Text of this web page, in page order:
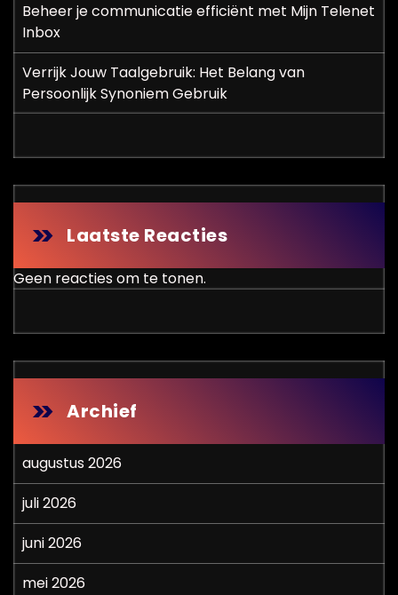
Beheer je communicatie efficiënt met Mijn Telenet
Inbox
Verrijk Jouw Taalgebruik: Het Belang van
Persoonlijk Synoniem Gebruik
Laatste Reacties
Geen reacties om te tonen.
Archief
augustus 2026
juli 2026
juni 2026
mei 2026